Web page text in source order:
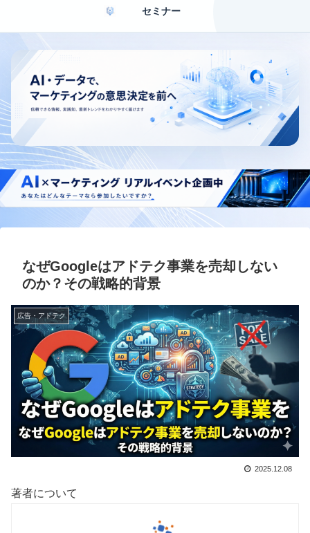
セミナー
なぜGoogleはアドテク事業を売却しない
のか？その戦略的背景
広告・アドテク
2025.12.08
著者について